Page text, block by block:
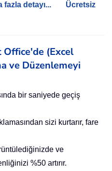
detayı...
Ücretsiz
Office'de (Excel
ve Düzenlemeyi
bir saniyede geçiş
sizi kurtarır, fare
ve
%50 artırır.